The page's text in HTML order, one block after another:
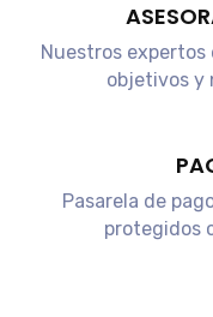
Nuestros
objetivos y
Pasarela de
protegidos